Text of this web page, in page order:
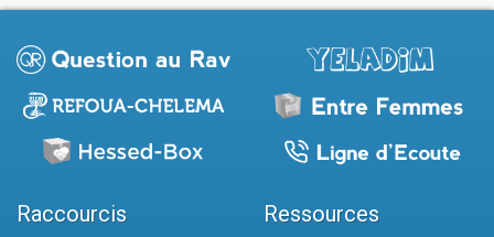
Raccourcis Ressources